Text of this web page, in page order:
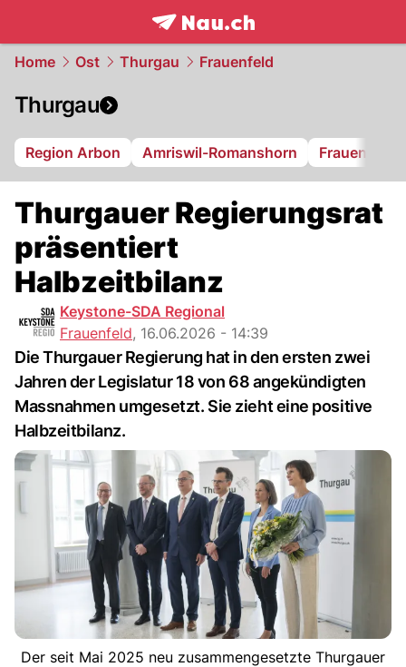
frontpage.NAU.ch
Home Ost Thurgau Frauenfeld
Thurgau
Region Arbon Amriswil-Romanshorn Frauenfeld
Thurgauer Regierungsrat
präsentiert
Halbzeitbilanz
Keystone-SDA Regional
Frauenfeld, 16.06.2026 - 14:39
Die Thurgauer Regierung hat in den ersten zwei
Jahren der Legislatur 18 von 68 angekündigten
Massnahmen umgesetzt. Sie zieht eine positive
Halbzeitbilanz.
Der seit Mai 2025 neu zusammengesetzte Thurgauer